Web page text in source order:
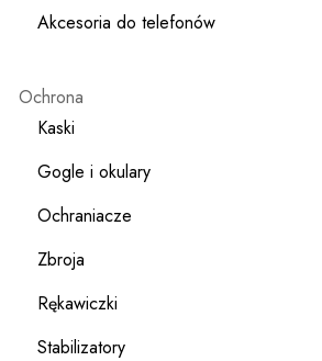
Akcesoria do telefonów
Ochrona
Kaski
Gogle i okulary
Ochraniacze
Zbroja
Rękawiczki
Stabilizatory